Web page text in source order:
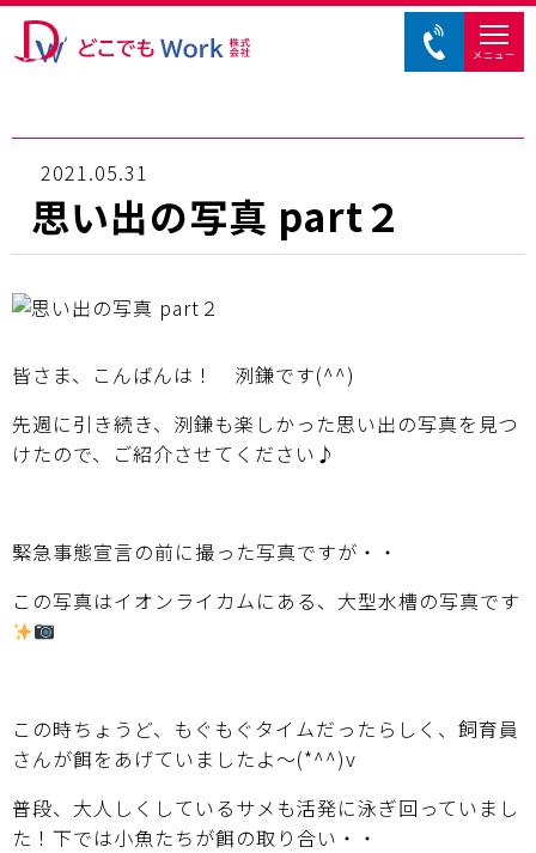
メニュー
2021.05.31
思い出の写真 part２
皆さま、こんばんは！ 洌鎌です(^^)
先週に引き続き、洌鎌も楽しかった思い出の写真を見つ
けたので、ご紹介させてください♪
緊急事態宣言の前に撮った写真ですが・・
この写真はイオンライカムにある、大型水槽の写真です
この時ちょうど、もぐもぐタイムだったらしく、飼育員
さんが餌をあげていましたよ～(*^^)v
普段、大人しくしているサメも活発に泳ぎ回っていまし
た！下では小魚たちが餌の取り合い・・